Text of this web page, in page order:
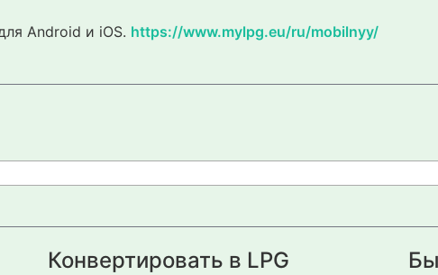
Android и iOS. https://www.mylpg.eu/ru/mobilnyy/
Конвертировать в LPG